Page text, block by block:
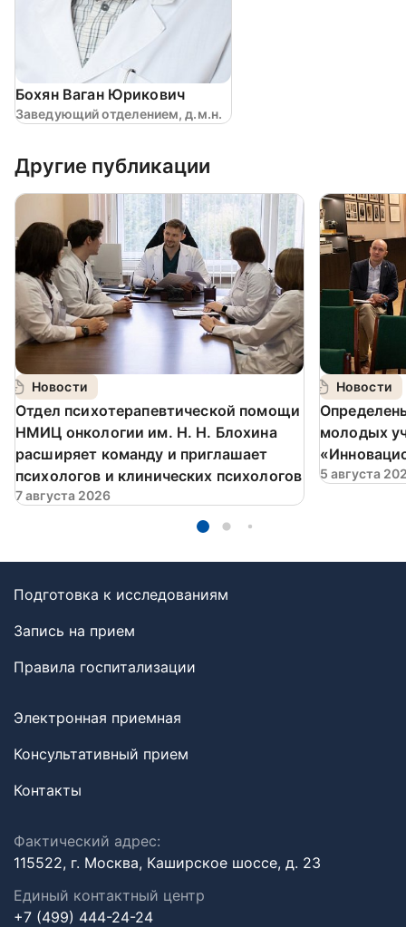
Бохян Ваган Юрикович
Заведующий отделением, д.м.н.
Другие публикации
Новости
️Отдел психотерапевтической помощи
НМИЦ онкологии им. Н. Н. Блохина
расширяет команду и приглашает
психологов и клинических психологов
7 августа 2026
Новости
молодых
5 августа
Подготовка к исследованиям
Запись на прием
Правила госпитализации
Электронная приемная
Консультативный прием
Контакты
Фактический адрес:
115522, г. Москва, Каширское шоссе, д. 23
Единый контактный центр
+7 (499) 444-24-24